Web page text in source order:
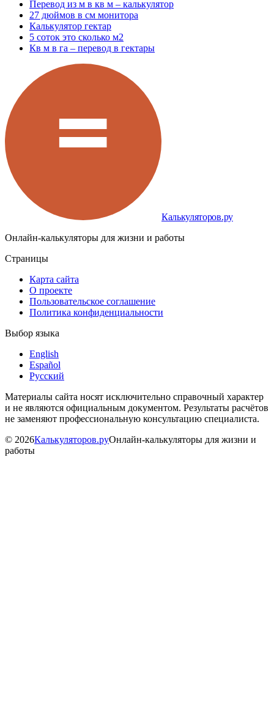
Перевод из м в кв м – калькулятор
27 дюймов в см монитора
Калькулятор гектар
5 соток это сколько м2
Кв м в га – перевод в гектары
Калькуляторов.ру
Онлайн-калькуляторы для жизни и работы
Страницы
Карта сайта
О проекте
Пользовательское соглашение
Политика конфиденциальности
Выбор языка
English
Español
Русский
Материалы сайта носят исключительно справочный характер
и не являются официальным документом. Результаты расчётов
не заменяют профессиональную консультацию специалиста.
© 2026Калькуляторов.руОнлайн-калькуляторы для жизни и
работы